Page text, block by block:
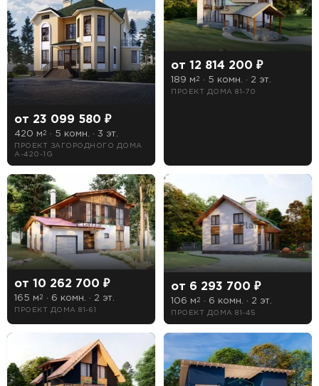
от 23 099 580 ₽
420 м 2 · 5 комн. · 3 эт.
ПРОЕКТ ЗАГОРОДНОГО ДОМА
A-420-1G
от 12 814 200 ₽
189 м2 · 5 комн. · 2 эт.
ПРОЕКТ ДОМА 81-70
от 10 262 700 ₽
165 м 2 · 6 комн. · 2 эт.
ПРОЕКТ ДОМА 81-61
от 6 293 700 ₽
106 м2 · 6 комн. · 2 эт.
ПРОЕКТ ДОМА 81-45
Предпочтительный способ связи:
Telegram
Даю согласие на обработку персональных данныхи
подтверждаю, что ознакомлен(а) с
обработки персональных данных
Рассчитать стоимость